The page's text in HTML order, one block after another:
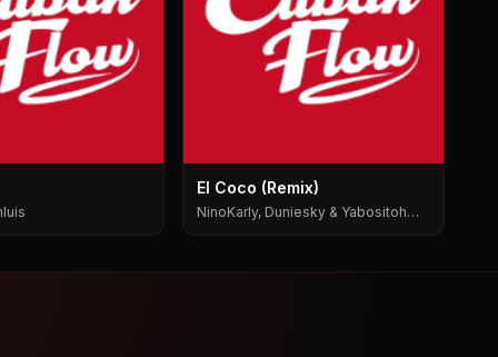
El Coco (Remix)
NinoKarly, Duniesky & Yabositoh